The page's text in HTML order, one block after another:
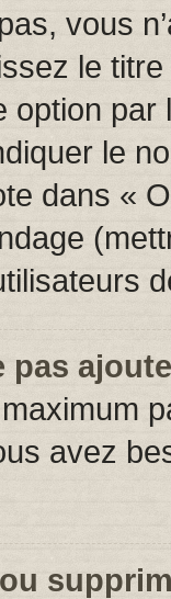
vous
le
option
le
dans «
avez